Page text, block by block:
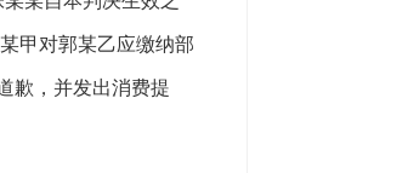
甲对郭某乙应缴纳部
歉，并发出消费提